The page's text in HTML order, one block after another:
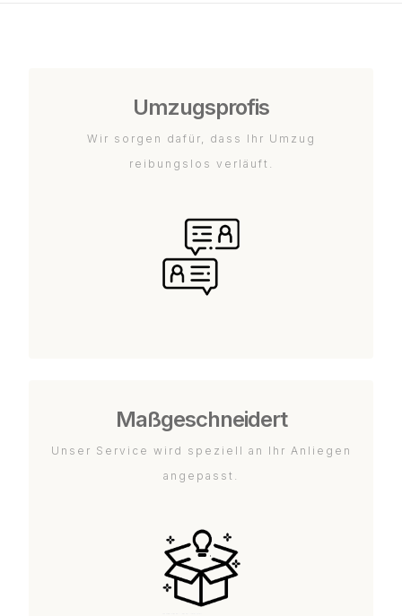
Umzugsprofis
Wir sorgen dafür, dass Ihr Umzug
reibungslos verläuft.
Maßgeschneidert
Unser Service wird speziell an Ihr Anliegen
angepasst.